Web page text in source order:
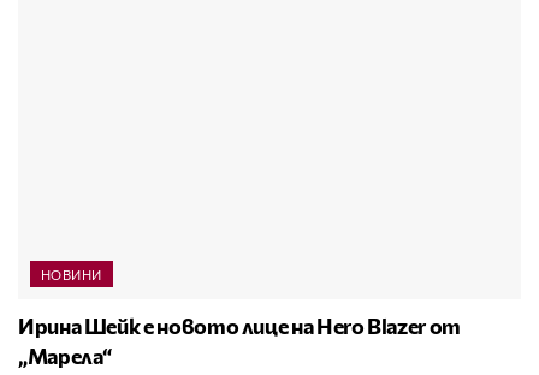
НОВИНИ
Ирина Шейк е новото лице на Hero Blazer от
„Марела“